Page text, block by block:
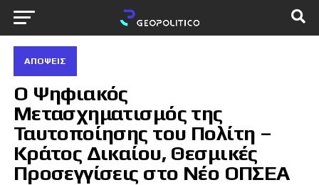
ΑΠΌΨΕΙΣ
Ο Ψηφιακός
Μετασχηματισμός της
Ταυτοποίησης του Πολίτη –
Κράτος Δικαίου, Θεσμικές
Προσεγγίσεις στο Νέο ΟΠΣΕΑ